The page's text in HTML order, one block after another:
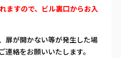
ますので、ビル裏口からお入
扉が開かない等が発生した場
絡をお願いいたします。